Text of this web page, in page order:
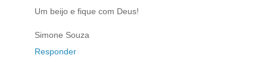
Um beijo e fique com Deus!
Simone Souza
Responder